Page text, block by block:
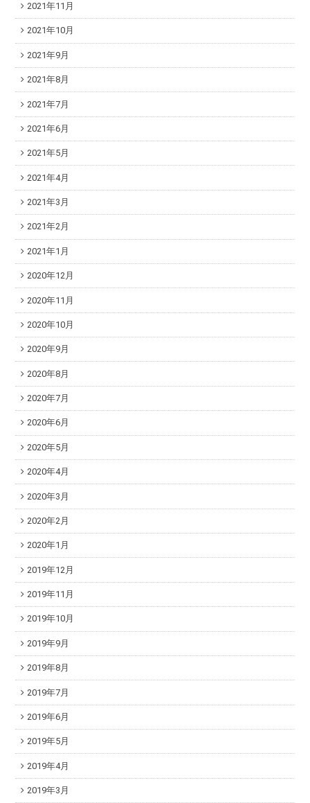
2021年11月
2021年10月
2021年9月
2021年8月
2021年7月
2021年6月
2021年5月
2021年4月
2021年3月
2021年2月
2021年1月
2020年12月
2020年11月
2020年10月
2020年9月
2020年8月
2020年7月
2020年6月
2020年5月
2020年4月
2020年3月
2020年2月
2020年1月
2019年12月
2019年11月
2019年10月
2019年9月
2019年8月
2019年7月
2019年6月
2019年5月
2019年4月
2019年3月